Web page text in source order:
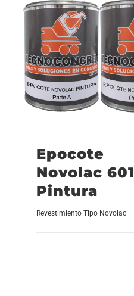
Epocote
Novolac 601
Pintura
Revestimiento Tipo Novolac